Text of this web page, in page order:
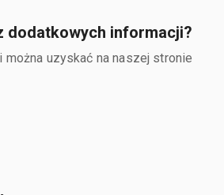
dodatkowych informacji?
można uzyskać na naszej stronie